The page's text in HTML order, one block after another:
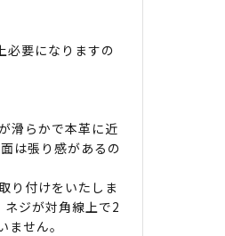
必要になりますの
滑らかで本革に近
は張り感があるの
り付けをいたしま
ジが対角線上で2
せん。